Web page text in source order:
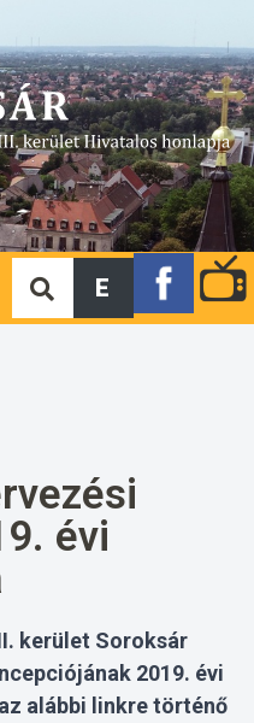
E
évi
kerület Soroksár
2019. évi
alábbi linkre történő